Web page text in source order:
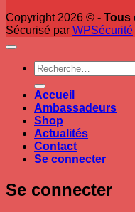
Copyright 2026 © - Tous
Sécurisé par WPSécurité
Recherche
pour :
Accueil
Ambassadeurs
Shop
Actualités
Contact
Se connecter
Se connecter